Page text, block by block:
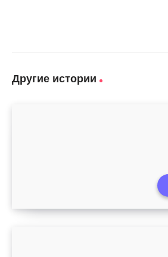
Другие истории
Как избавиться от прыщей